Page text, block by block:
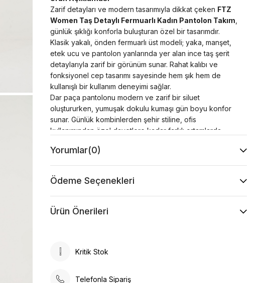
Zarif detayları ve modern tasarımıyla dikkat çeken FTZ
Women Taş Detaylı Fermuarlı Kadın Pantolon Takım
günlük şıklığı konforla buluşturan özel bir tasarımdır.
Klasik yakalı, önden fermuarlı üst modeli; yaka, manşet,
etek ucu ve pantolon yanlarında yer alan ince taş şerit
detaylarıyla zarif bir görünüm sunar. Rahat kalıbı ve
fonksiyonel cep tasarımı sayesinde hem şık hem de
kullanışlı bir kullanım deneyimi sağlar.
Dar paça pantolonu modern ve zarif bir siluet
oluştururken, yumuşak dokulu kumaşı gün boyu konfor
sunar. Günlük kombinlerden şehir stiline, ofis
kullanımından özel davetlere kadar farklı ortamlarda
loafer modelleriyle kolayca kombinlenerek şık bir
görünüm elde edilir.
Ürün Özellikleri
Kumaş : %30 Viskon %20 Pamuk %50 Akrilik
Kol : 44 cm
Yaka Tipi : Gömlek Yaka
Beden: 36 Boy: 1.80 cm Göğüs: 82 cm Bel: 60 cm
Yorumlar(0)
Ödeme Seçenekleri
Ürün Önerileri
Kritik Stok
Telefonla Sipariş